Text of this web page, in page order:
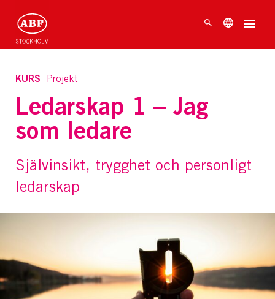
KURS Projekt
Ledarskap 1 – Jag
som ledare
Självinsikt, trygghet och personligt
ledarskap